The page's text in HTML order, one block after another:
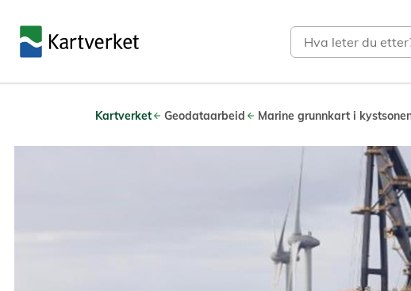
Søk
Kartverket Geodataarbeid Marine grunnkart i